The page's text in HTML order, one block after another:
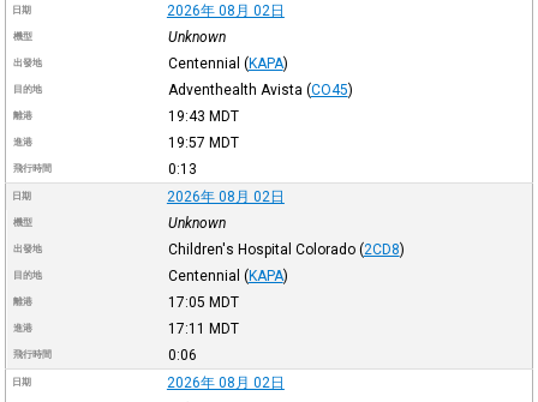
日期 2026年 08月 02日
機型 Unknown
出發地 Centennial (KAPA)
目的地 Adventhealth Avista (CO45)
離港 19:43 MDT
進港 19:57 MDT
飛行時間 0:13
日期 2026年 08月 02日
機型 Unknown
出發地 Children's Hospital Colorado (2CD8)
目的地 Centennial (KAPA)
離港 17:05 MDT
進港 17:11 MDT
飛行時間 0:06
日期 2026年 08月 02日